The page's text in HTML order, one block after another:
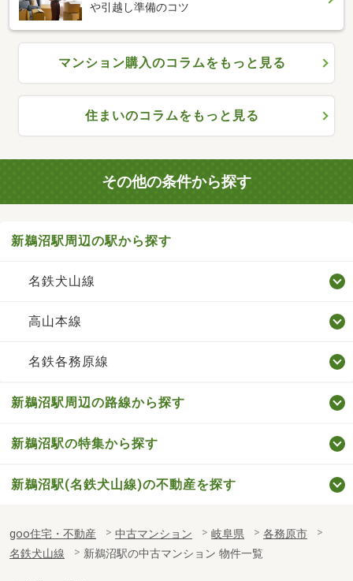
や引越し準備のコツ
マンション購入のコラムをもっと見る
住まいのコラムをもっと見る
その他の条件から探す
新鵜沼駅周辺の駅から探す
名鉄犬山線
高山本線
名鉄各務原線
新鵜沼駅周辺の路線から探す
新鵜沼駅の特集から探す
新鵜沼駅(名鉄犬山線)の不動産を探す
goo住宅・不動産 中古マンション 岐阜県
各務原市
名鉄犬山線
新鵜沼駅の中古マンション 物件一覧